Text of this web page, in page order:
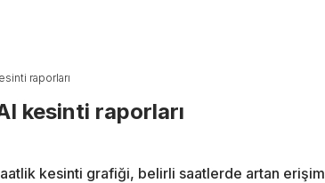
raporları
kesinti raporları
kesinti grafiği, belirli saatlerde artan erişim